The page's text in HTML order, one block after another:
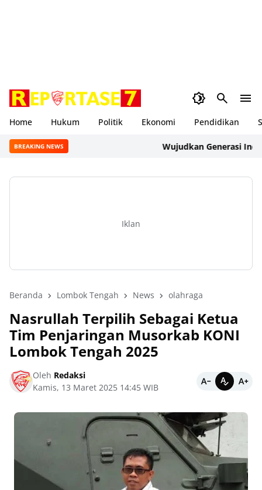
Home Hukum Politik Ekonomi Pendidikan
BREAKING NEWS Wujudkan Generasi
Iklan
Beranda Lombok Tengah News olahraga
Nasrullah Terpilih Sebagai Ketua
Tim Penjaringan Musorkab KONI
Lombok Tengah 2025
Oleh Redaksi
Kamis, 13 Maret 2025 14:45 WIB